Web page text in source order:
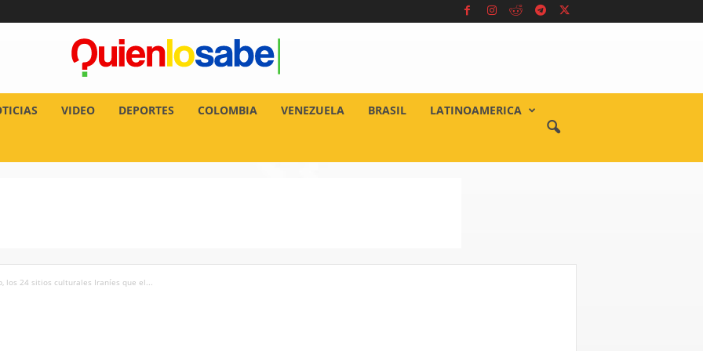
VIDEO DEPORTES COLOMBIA VENEZUELA BRASIL LATINOAMERICA
los 24 sitios culturales Iraníes que el...